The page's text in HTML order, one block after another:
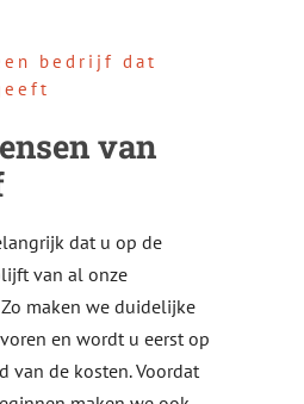
bedrijf dat
van
dat u op de
van al onze
maken we duidelijke
en wordt u eerst op
van de kosten. Voordat